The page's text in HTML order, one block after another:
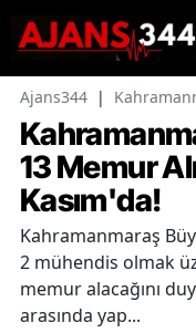
Ajans344 |
13 Memur
Kasım'da!
Kahramanmaraş
2 mühendis olmak
memur alacağını
arasında yap...